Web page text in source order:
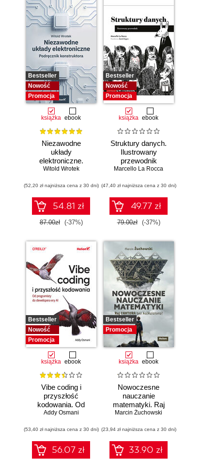
Bestseller
Nowość
Promocja
książka ebook
Niezawodne
układy
elektroniczne.
Podręcznik
Witold Wrotek
(52,20 zł najniższa cena z 30 dni)
54.81 zł
87.00zł (-37%)
Bestseller
Nowość
Promocja
książka ebook
Struktury danych.
Ilustrowany
przewodnik
Marcello La Rocca
(47,40 zł najniższa cena z 30 dni)
49.77 zł
79.00zł (-37%)
Bestseller
Nowość
Promocja
książka ebook
Vibe coding i
przyszłość
kodowania. Od
programisty do
Addy Osmani
(53,40 zł najniższa cena z 30 dni)
56.07 zł
Bestseller
Promocja
książka ebook
Nowoczesne
nauczanie
matematyki. Raj
Cantora bez
Marcin Żuchowski
(23,94 zł najniższa cena z 30 dni)
33.90 zł